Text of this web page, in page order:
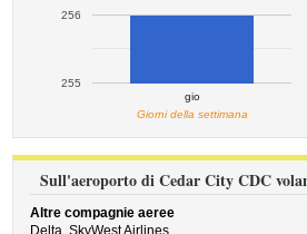
gio
255
256
Giorni della settimana
Sull'aeroporto di Cedar City CDC
Altre compagnie aeree
Delta,SkyWest Airlines